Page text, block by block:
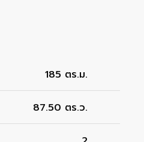
185 ตร.ม.
87.50 ตร.ว.